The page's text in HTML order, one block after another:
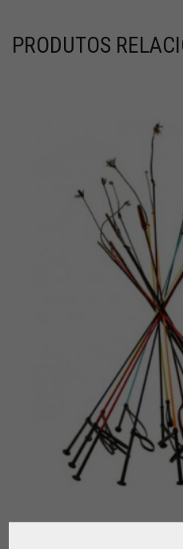
PRODUTOS